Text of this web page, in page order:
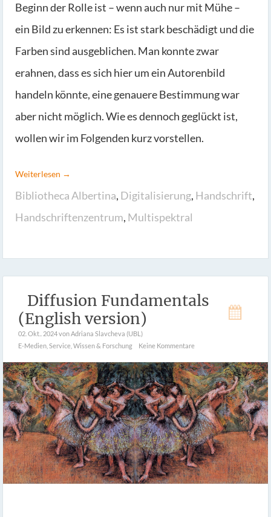
Beginn der Rolle ist – wenn auch nur mit Mühe –
ein Bild zu erkennen: Es ist stark beschädigt und die
Farben sind ausgeblichen. Man konnte zwar
erahnen, dass es sich hier um ein Autorenbild
handeln könnte, eine genauere Bestimmung war
aber nicht möglich. Wie es dennoch geglückt ist,
wollen wir im Folgenden kurz vorstellen.
Weiterlesen →
Bibliotheca Albertina, Digitalisierung, Handschrift,
Handschriftenzentrum, Multispektral
Diffusion Fundamentals
(English version)
02. Okt.. 2024von Adriana Slavcheva (UBL)
E-Medien Service Wissen & Forschung Keine Kommentare